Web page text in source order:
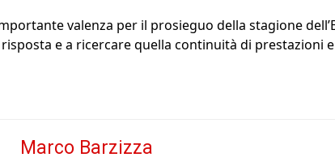
valenza per il prosieguo della stagione
e a ricercare quella continuità di prestazioni
Marco Barzizza